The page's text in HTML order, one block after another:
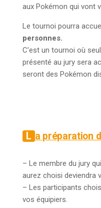
aux Pokémon qui vont
Le tournoi pourra
personnes.
C’est un tournoi où
présenté au jury sera
seront des Pokémon
La préparation
– Le membre du jury
aurez choisi deviendra
– Les participants
vos équipiers.